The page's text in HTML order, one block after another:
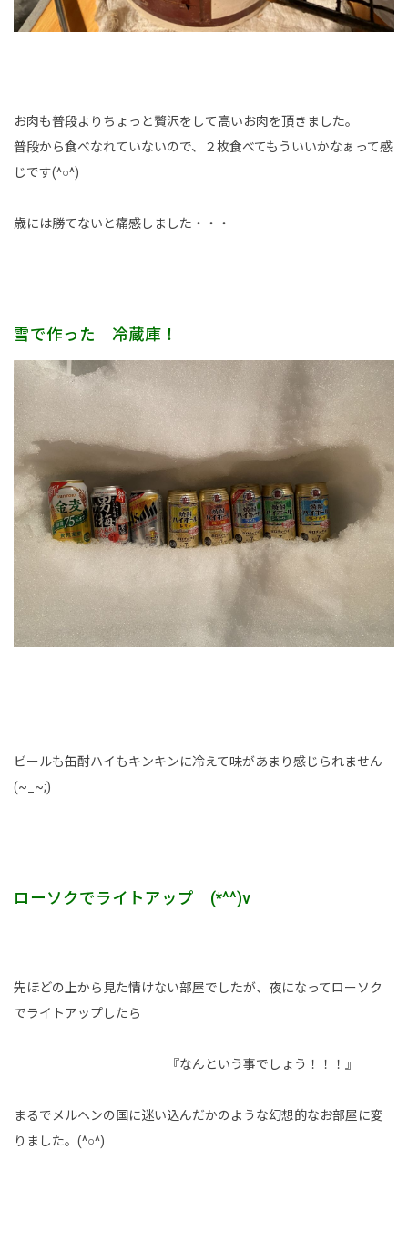
お肉も普段よりちょっと贅沢をして高いお肉を頂きました。
普段から食べなれていないので、２枚食べてもういいかなぁって感
じです(^○^)
歳には勝てないと痛感しました・・・
雪で作った 冷蔵庫！
ビールも缶酎ハイもキンキンに冷えて味があまり感じられません
(~_~;)
ローソクでライトアップ (*^^)v
先ほどの上から見た情けない部屋でしたが、夜になってローソク
でライトアップしたら
『なんという事でしょう！！！』
まるでメルヘンの国に迷い込んだかのような幻想的なお部屋に変
りました。(^○^)